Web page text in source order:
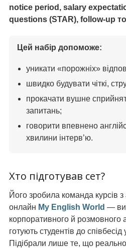
notice period, salary
questions (STAR), follow-up
Цей набір допоможе:
уникати «порожніх»
швидко будувати чіткі,
прокачати вушне
запитань;
говорити впевнено
хвилини інтерв’ю.
Хто підготував сет?
Його зробила команда курсів з
онлайн My English World —
корпоративного й розмовного
готують студентів до
Підібрали лише те, що